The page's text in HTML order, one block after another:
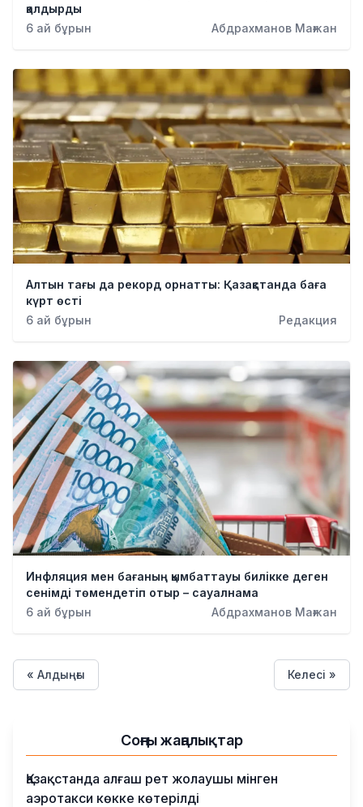
қалдырды
6 ай бұрын
Абдрахманов Мағжан
Алтын тағы да рекорд орнатты: Қазақстанда баға
күрт өсті
6 ай бұрын
Редакция
Инфляция мен бағаның қымбаттауы билікке деген
сенімді төмендетіп отыр – сауалнама
6 ай бұрын
Абдрахманов Мағжан
« Алдыңғы Келесі »
Соңғы жаңалықтар
Қазақстанда алғаш рет жолаушы мінген
аэротакси көкке көтерілді